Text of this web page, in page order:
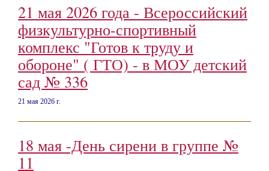
21 мая 2026 года - Всероссийский
физкультурно-спортивный
комплекс "Готов к труду и
обороне" ( ГТО) - в МОУ детский
сад № 336
21 мая 2026 г.
18 мая -День сирени в группе №
11